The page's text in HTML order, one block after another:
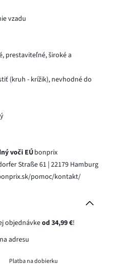
vzadu
prestaviteľné, široké a
(kruh - krížik), nevhodné do
voči EÚbonprix
Straße 61 | 22179 Hamburg
pomoc/kontakt/
objednávkeod 34,99 €!
adresu
Platba na dobierku